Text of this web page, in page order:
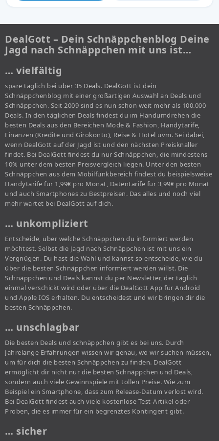
DealGott – Dein Schnäppchenblog Deine
Jagd nach Schnäppchen mit uns ist…
… vielfältig
spare täglich bei über 35 Deals. DealGott ist dein
Schnäppchenblog mit einer großartigen Auswahl an Deals und
Schnäppchen. Seit 2009 sind es nun schon weit mehr als 100.000
Deals. In den täglichen Deals findest du im Handumdrehen die
besten Deals aus den Bereichen Mode & Fashion, Handytarife,
Finanzen (Kredite und Girokonto), Reise & Hotel uvm. Sei dabei,
wenn DealGott auf der Jagd ist und den nächsten Preisknaller
findet. Bei DealGott findest du nur Schnäppchen, die mindestens
10% unter dem besten Preisvergleich liegen. Unter den besten
Schnäppchen aus dem Mobilfunkbereich findest du beispielsweise
Handytarife für 1,99€ pro Monat, Datentarife für 3,99€ pro Monat
und auch Smartphones zu Bestpreisen. Das alles und noch viel
mehr wartet bei DealGott auf dich.
… unkompliziert
Entscheide, über welche Schnäppchen du informiert werden
möchtest. Selbst die Jagd nach Schnäppchen ist mit uns ein
Vergnügen. Du hast die Wahl und kannst so entscheide, wie du
über die besten Schnäppchen informiert werden willst. Die
Schnäppchen und Deals kannst du per Newsletter, der täglich
einmal verschickt wird oder über die DealGott App für Android
und Apple IOS erhalten. Du entscheidest und wir bringen dir die
besten Schnäppchen.
… unschlagbar
Die besten Deals und schnäppchen gibt es bei uns. Durch
Jahrelange Erfahrungen wissen wir genau, wo wir suchen müssen,
um für dich die besten Schnäppchen zu finden. DealGott
ermöglicht dir nicht nur die besten Schnäppchen und Deals,
sondern auch viele Gewinnspiele mit tollen Preise. Wie zum
Beispiel ein Smartphone, dass zum Release-Datum verlost wird.
Bei DealGott findest auch viele kostenlose Test-Artikel oder
Proben, die es immer für ein begrenztes Kontingent gibt.
… sicher